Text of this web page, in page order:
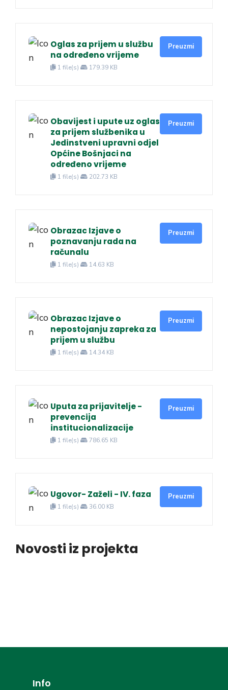
Oglas za prijem u službu
na određeno vrijeme
1 file(s) 179.39 KB
Preuzmi
Obavijest i upute uz oglas
za prijem službenika u
Jedinstveni upravni odjel
Općine Bošnjaci na
određeno vrijeme
1 file(s) 202.73 KB
Preuzmi
Obrazac Izjave o
poznavanju rada na
računalu
1 file(s) 14.63 KB
Preuzmi
Obrazac Izjave o
nepostojanju zapreka za
prijem u službu
1 file(s) 14.34 KB
Preuzmi
Uputa za prijavitelje -
prevencija
institucionalizacije
1 file(s) 786.65 KB
Preuzmi
Ugovor- Zaželi - IV. faza
1 file(s) 36.00 KB
Preuzmi
Novosti iz projekta
Info